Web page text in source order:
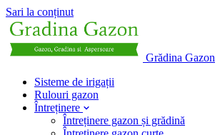
Sari la conținut
Grădina Gazon
Sisteme de irigații
Rulouri gazon
Întreținere
Întreținere gazon și grădină